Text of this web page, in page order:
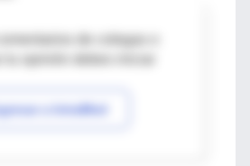
de colegas o
a IntraMed